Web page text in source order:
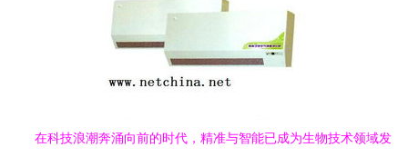
在科技浪潮奔涌向前的时代，精准与智能已成为生物技术领域发